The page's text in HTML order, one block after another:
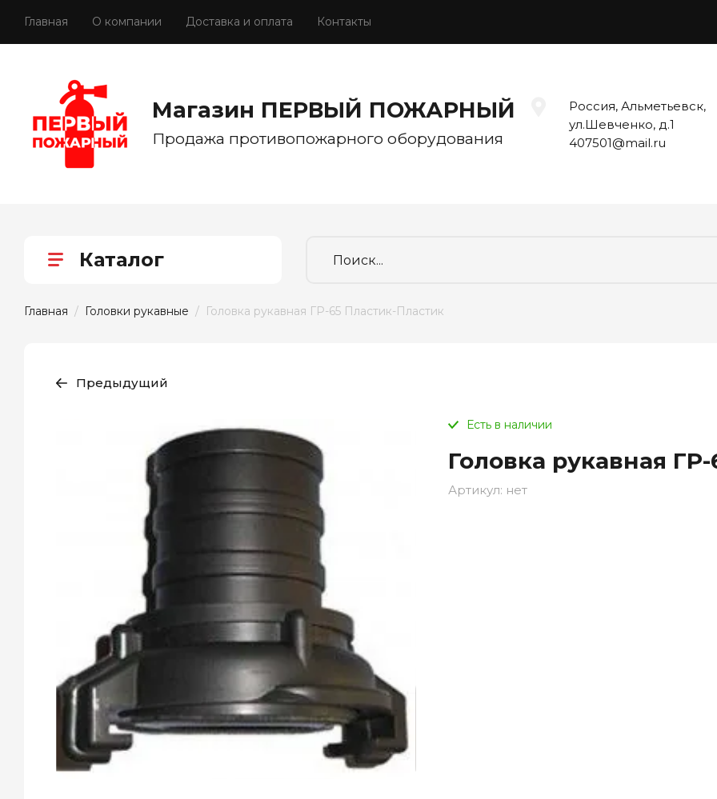
Главная О компании Доставка и оплата Контакты
Магазин ПЕРВЫЙ ПОЖАРНЫЙ
Продажа противопожарного оборудования
Россия, Альметьевск,
ул.Шевченко, д.1
407501@mail.ru
Каталог
Главная / Головки рукавные /  Головка рукавная ГР-65 Пластик-Пластик
Предыдущий
Есть в наличии
Головка рукавная
Артикул: нет